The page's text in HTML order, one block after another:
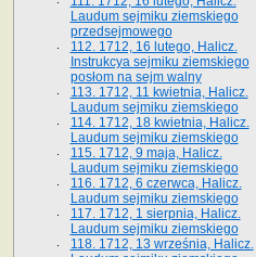
Laudum sejmiku ziemskiego
przedsejmowego
112. 1712, 16 lutego, Halicz.
Instrukcya sejmiku ziemskiego
posłom na sejm walny
113. 1712, 11 kwietnia, Halicz.
Laudum sejmiku ziemskiego
114. 1712, 18 kwietnia, Halicz.
Laudum sejmiku ziemskiego
115. 1712, 9 maja, Halicz.
Laudum sejmiku ziemskiego
116. 1712, 6 czerwca, Halicz.
Laudum sejmiku ziemskiego
117. 1712, 1 sierpnia, Halicz.
Laudum sejmiku ziemskiego
118. 1712, 13 września, Halicz.